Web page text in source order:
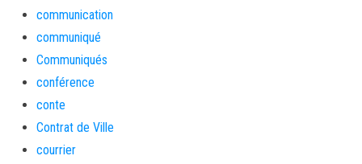
communication
communiqué
Communiqués
conférence
conte
Contrat de Ville
courrier